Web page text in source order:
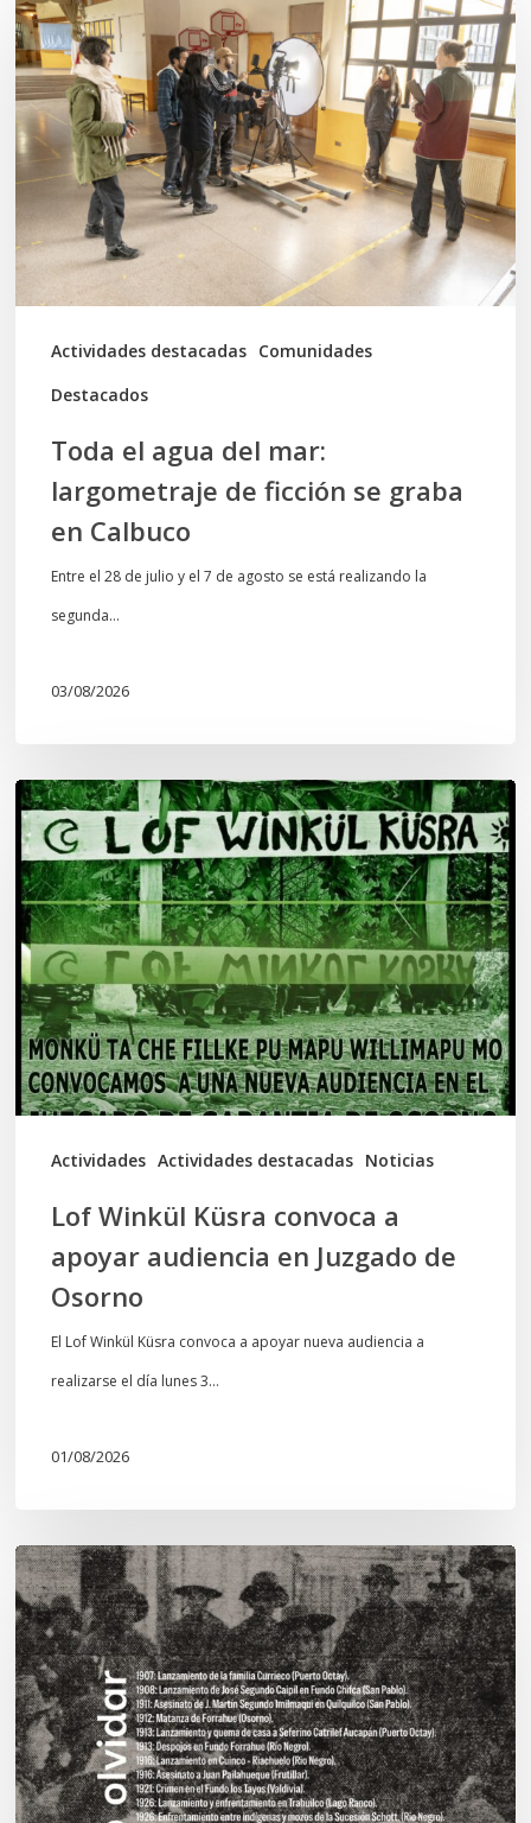
Actividades destacadas Comunidades
Destacados
el
agua
del
mar:
largometraje
de
ficción
se
graba
Toda el agua del mar:
largometraje de ficción se graba
en Calbuco
Entre el 28 de julio y el 7 de agosto se está realizando la
segunda…
03/08/2026
Actividades Actividades destacadas Noticias
Lof
Winkül
Küsra
convoca
a
apoyar
audiencia
en
Juzgado
Lof Winkül Küsra convoca a
apoyar audiencia en Juzgado de
Osorno
El Lof Winkül Küsra convoca a apoyar nueva audiencia a
realizarse el día lunes 3…
01/08/2026
Chawrakawin:
Palimpsesto
explora
a
través
del
arte